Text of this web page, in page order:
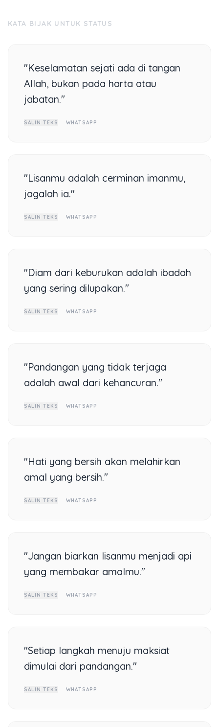
KATA BIJAK UNTUK STATUS
"Keselamatan sejati ada di tangan
Allah, bukan pada harta atau
jabatan."
SALIN TEKS WHATSAPP
"Lisanmu adalah cerminan imanmu,
jagalah ia."
SALIN TEKS WHATSAPP
"Diam dari keburukan adalah ibadah
yang sering dilupakan."
SALIN TEKS WHATSAPP
"Pandangan yang tidak terjaga
adalah awal dari kehancuran."
SALIN TEKS WHATSAPP
"Hati yang bersih akan melahirkan
amal yang bersih."
SALIN TEKS WHATSAPP
"Jangan biarkan lisanmu menjadi api
yang membakar amalmu."
SALIN TEKS WHATSAPP
"Setiap langkah menuju maksiat
dimulai dari pandangan."
SALIN TEKS WHATSAPP